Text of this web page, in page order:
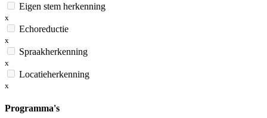
Eigen stem herkenning
x
Echoreductie
x
Spraakherkenning
x
Locatieherkenning
x
Programma's